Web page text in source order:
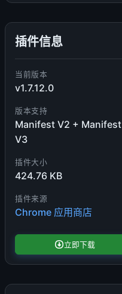
插件信息
当前版本
v1.7.12.0
版本支持
Manifest V2 + Manifest
V3
插件大小
424.76 KB
插件来源
Chrome 应用商店
立即下载